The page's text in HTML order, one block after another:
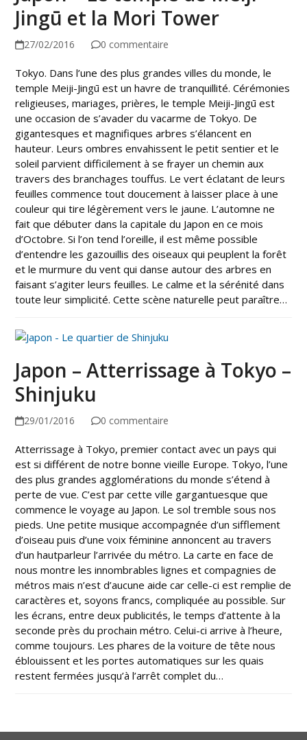
Jingū et la Mori Tower
27/02/2016 0 commentaire
Tokyo. Dans l’une des plus grandes villes du monde, le
temple Meiji-Jingū est un havre de tranquillité. Cérémonies
religieuses, mariages, prières, le temple Meiji-Jingū est
une occasion de s’avader du vacarme de Tokyo. De
gigantesques et magnifiques arbres s’élancent en
hauteur. Leurs ombres envahissent le petit sentier et le
soleil parvient difficilement à se frayer un chemin aux
travers des branchages touffus. Le vert éclatant de leurs
feuilles commence tout doucement à laisser place à une
couleur qui tire légèrement vers le jaune. L’automne ne
fait que débuter dans la capitale du Japon en ce mois
d’Octobre. Si l’on tend l’oreille, il est même possible
d’entendre les gazouillis des oiseaux qui peuplent la forêt
et le murmure du vent qui danse autour des arbres en
faisant s’agiter leurs feuilles. Le calme et la sérénité dans
toute leur simplicité. Cette scène naturelle peut paraître…
Japon – Atterrissage à Tokyo –
Shinjuku
29/01/2016 0 commentaire
Atterrissage à Tokyo, premier contact avec un pays qui
est si différent de notre bonne vieille Europe. Tokyo, l’une
des plus grandes agglomérations du monde s’étend à
perte de vue. C’est par cette ville gargantuesque que
commence le voyage au Japon. Le sol tremble sous nos
pieds. Une petite musique accompagnée d’un sifflement
d’oiseau puis d’une voix féminine annoncent au travers
d’un hautparleur l’arrivée du métro. La carte en face de
nous montre les innombrables lignes et compagnies de
métros mais n’est d’aucune aide car celle-ci est remplie de
caractères et, soyons francs, compliquée au possible. Sur
les écrans, entre deux publicités, le temps d’attente à la
seconde près du prochain métro. Celui-ci arrive à l’heure,
comme toujours. Les phares de la voiture de tête nous
éblouissent et les portes automatiques sur les quais
restent fermées jusqu’à l’arrêt complet du…